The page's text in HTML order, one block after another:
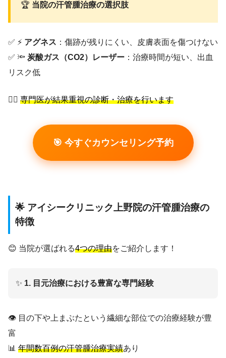
🏆 当院の汗管腫治療の選択肢
✅ ⚡ アグネス ：傷跡が残りにくい、皮膚表面を傷つけない
✅ 🔦 炭酸ガス（CO2）レーザー ：治療時間が短い、出血
リスク低
👨‍⚕️ 専門医が結果重視の診断・治療を行います
🎯 今すぐカウンセリング予約
🌟 アイシークリニック上野院の汗管腫治療の
特徴
😊 当院が選ばれる4つの理由をご紹介します！
✨ 1. 目元治療における豊富な専門経験
👁️ 目の下や上まぶたという繊細な部位での治療経験が豊
富
📊 年間数百例の汗管腫治療実績あり